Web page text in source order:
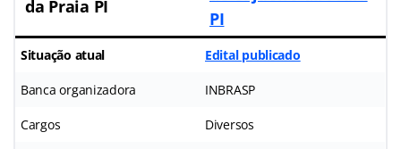
da Praia PI
PI
Situação atual Edital publicado
Banca organizadora INBRASP
Cargos Diversos